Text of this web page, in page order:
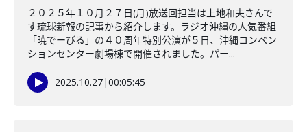
２０２５年１０月２７日(月)放送回担当は上地和夫さんで
す琉球新報の記事から紹介します。ラジオ沖縄の人気番組
「暁でーびる」の４０周年特別公演が５日、沖縄コンベン
ションセンター劇場棟で開催されました。パー...
2025.10.27|00:05:45